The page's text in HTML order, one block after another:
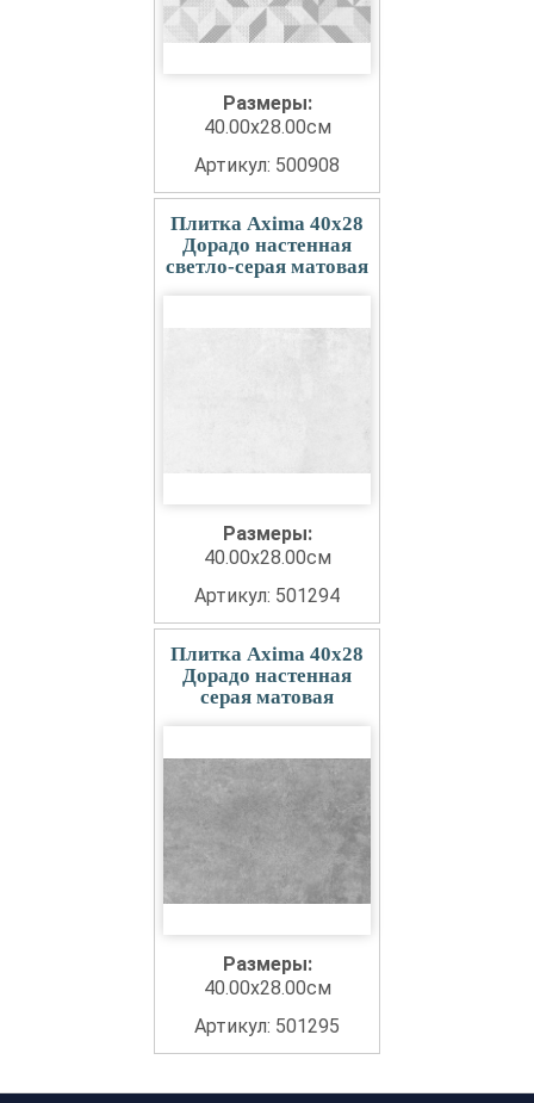
Размеры:
40.00x28.00см
Артикул: 500908
Плитка Axima 40x28
Дорадо настенная
светло-серая матовая
Размеры:
40.00x28.00см
Артикул: 501294
Плитка Axima 40x28
Дорадо настенная
серая матовая
Размеры:
40.00x28.00см
Артикул: 501295